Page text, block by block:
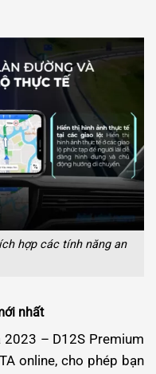
hợp các tính năng an
nhất
– D12S Premium
online, cho phép bạn